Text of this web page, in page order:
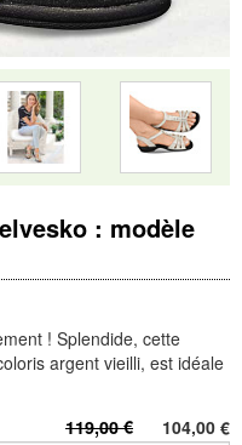
: modèle
! Splendide, cette
argent vieilli, est idéale
cuir, bride-cheville à
et souple.
119,00 €
104,00 €